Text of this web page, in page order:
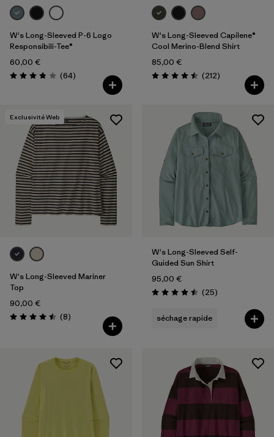
Filtrer par
Couleur
Filtrer par
Prix
Filtrer par
Caractéristiques
W's Long-Sleeved P-6 Logo
Responsibili-Tee®
60,00 €
Évaluation: 3.8 / 5
(64Avis
)
W's Long-Sleeved Capilene®
Cool Merino-Blend Shirt
85,00 €
Évaluation: 4.5 / 5
(212Avis
)
Exclusivité Web
W's Long-Sleeved Mariner
Top
90,00 €
Évaluation: 4.5 / 5
(8Avis
)
W's Long-Sleeved Self-
Guided Sun Shirt
95,00 €
Évaluation: 4.5 / 5
(25Avis
)
séchage rapide